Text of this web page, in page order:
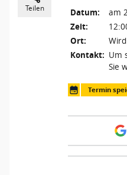
Teilen Datum:
am
Zeit:
Ort:
Kontakt: Um
Sie
Termin